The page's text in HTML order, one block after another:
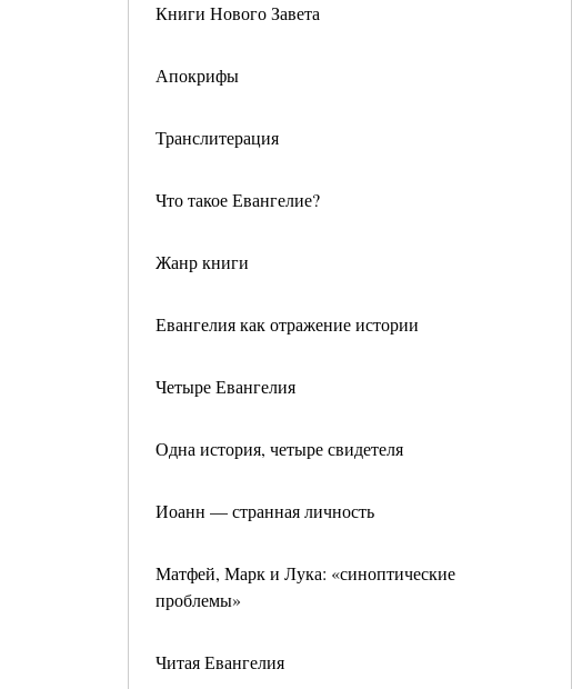
Книги Нового Завета
Апокрифы
Транслитерация
Что такое Евангелие?
Жанр книги
Евангелия как отражение истории
Четыре Евангелия
Одна история, четыре свидетеля
Иоанн — странная личность
Матфей, Марк и Лука: «синоптические
проблемы»
Читая Евангелия